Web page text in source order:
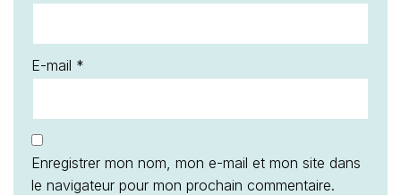
E-mail *
Enregistrer mon nom, mon e-mail et mon site dans
le navigateur pour mon prochain commentaire.